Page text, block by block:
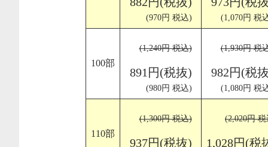
(970円 税込) (1,070円 税
100部
(1,240円 税込)
891円(税抜)
(980円 税込)
(1,930円 税
982円(税
(1,080円 税
110部
(1,300円 税込)
937円(税抜)
(2,020円
1,028円(税